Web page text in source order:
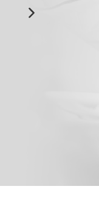
neque,
Vestibulum